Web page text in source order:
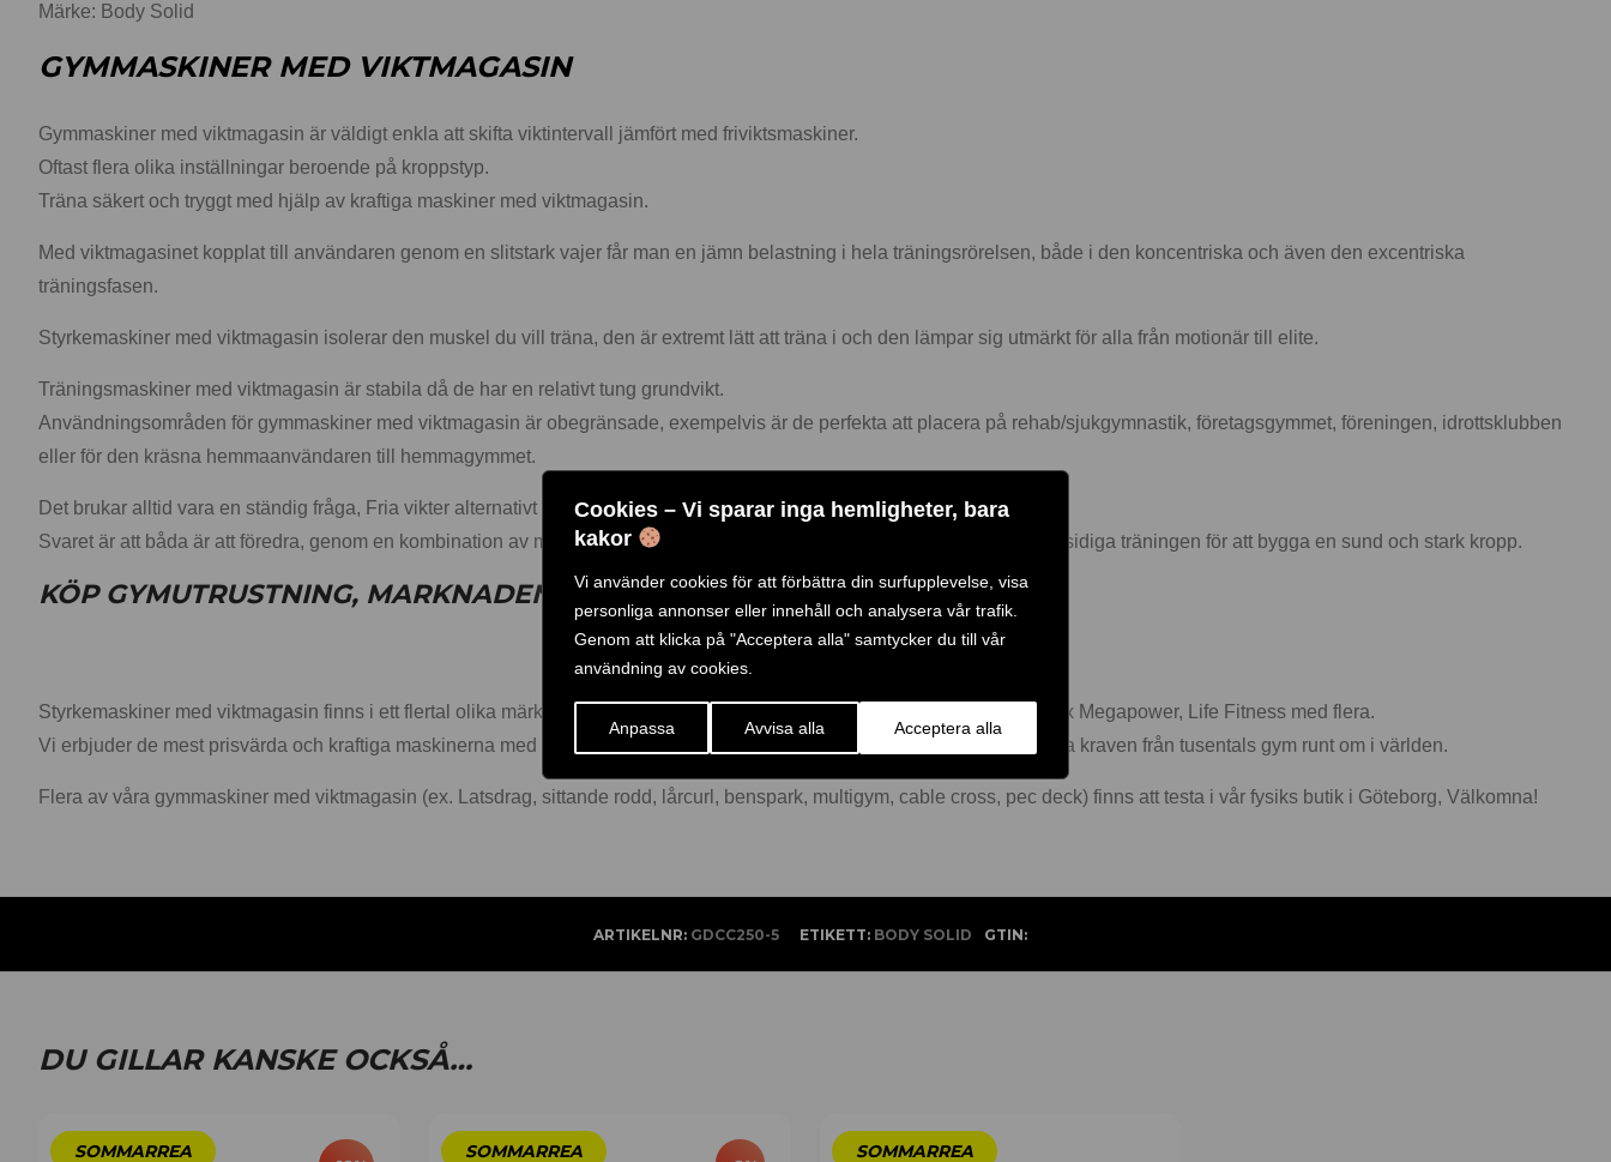
Cookies – Vi sparar inga hemligheter, bara
kakor
Vi använder cookies för att förbättra din surfupplevelse, visa
personliga annonser eller innehåll och analysera vår trafik.
Genom att klicka på "Acceptera alla" samtycker du till vår
användning av cookies.
Anpassa Avvisa alla Acceptera alla
Märke: Body Solid
GYMMASKINER MED VIKTMAGASIN
Gymmaskiner med viktmagasin är väldigt enkla att skifta viktintervall jämfört med friviktsmaskiner.
Oftast flera olika inställningar beroende på kroppstyp.
Träna säkert och tryggt med hjälp av kraftiga maskiner med viktmagasin.
Med viktmagasinet kopplat till användaren genom en slitstark vajer får man en jämn belastning i hela träningsrörelsen, både i den koncentriska och även den excentriska
träningsfasen.
Styrkemaskiner med viktmagasin isolerar den muskel du vill träna, den är extremt lätt att träna i och den lämpar sig utmärkt för alla från motionär till elite.
Träningsmaskiner med viktmagasin är stabila då de har en relativt tung grundvikt.
Användningsområden för gymmaskiner med viktmagasin är obegränsade, exempelvis är de perfekta att placera på rehab/sjukgymnastik, företagsgymmet, föreningen, idrottsklubben
eller för den kräsna hemmaanvändaren till hemmagymmet.
Det brukar alltid vara en ständig fråga, Fria vikter alternativt maskiner?
Svaret är att båda är att föredra, genom en kombination av maskiner och träningsredskap får ni den mest varierade och allsidiga träningen för att bygga en sund och stark kropp.
KÖP GYMUTRUSTNING, MARKNADENS BÄSTA MÄRKEN!
Styrkemaskiner med viktmagasin finns i ett flertal olika märken och serier såsom Body Solid, Club Line, Pro Dual, Steelflex Megapower, Life Fitness med flera.
Vi erbjuder de mest prisvärda och kraftiga maskinerna med viktmagasin på marknaden och för att tillgodose de högt ställda kraven från tusentals gym runt om i världen.
Flera av våra gymmaskiner med viktmagasin (ex. Latsdrag, sittande rodd, lårcurl, benspark, multigym, cable cross, pec deck) finns att testa i vår fysiks butik i Göteborg, Välkomna!
ARTIKELNR: GDCC250-5 ETIKETT: BODY SOLID GTIN:
DU GILLAR KANSKE OCKSÅ…